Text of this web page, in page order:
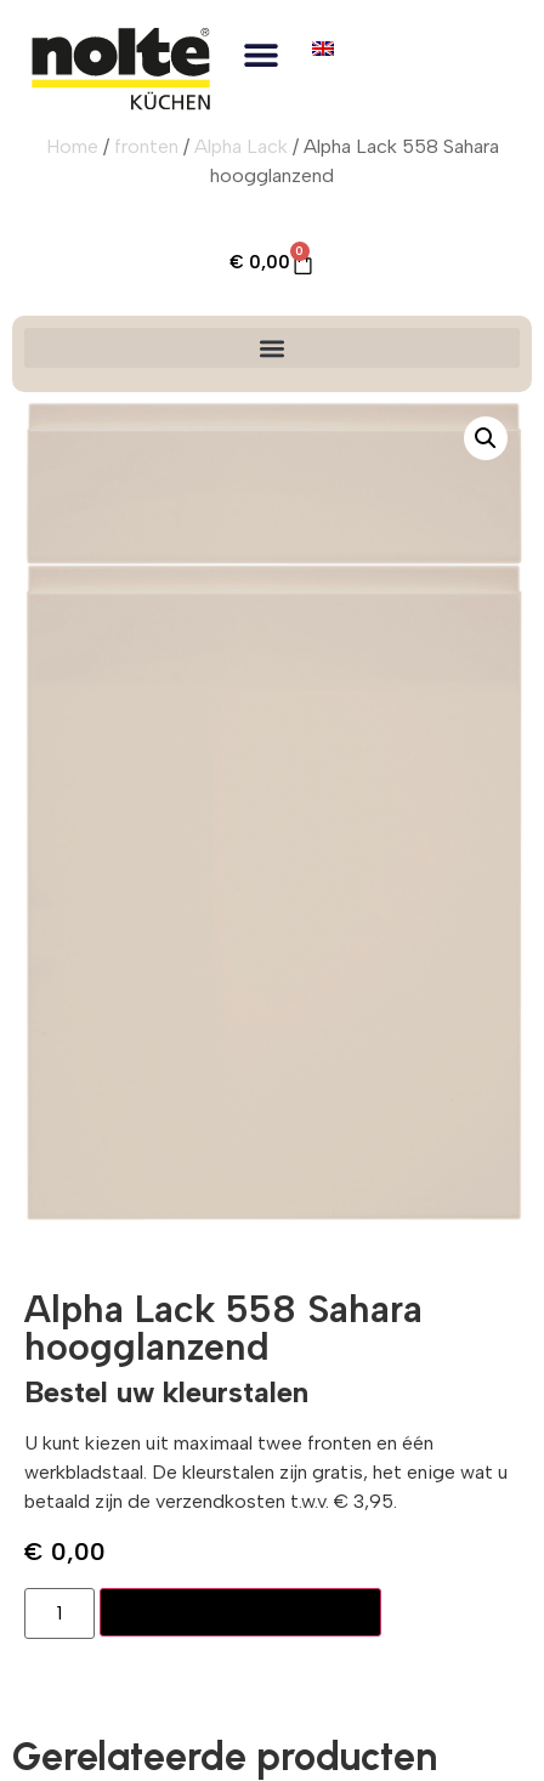
Home / fronten / Alpha Lack / Alpha Lack 558 Sahara
hoogglanzend
€ 0,00
0
Alpha Lack 558 Sahara
hoogglanzend
Bestel uw kleurstalen
U kunt kiezen uit maximaal twee fronten en één
werkbladstaal. De kleurstalen zijn gratis, het enige wat u
betaald zijn de verzendkosten t.w.v. € 3,95.
€ 0,00
Gerelateerde producten